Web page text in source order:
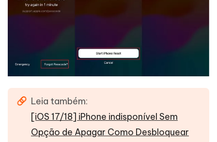
Leia também:
[iOS 17/18] iPhone indisponível Sem
Opção de Apagar Como Desbloquear